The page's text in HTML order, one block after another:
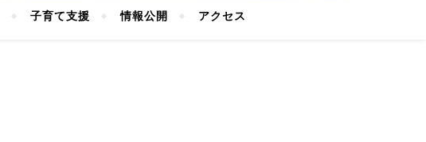
子育て支援 情報公開 アクセス